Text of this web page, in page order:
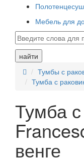
Мебель для
найти
Тумбы с
Тумба с
Тумба
венге